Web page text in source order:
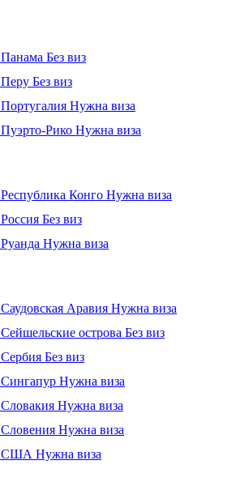
Панама Без виз
Перу Без виз
Португалия Нужна виза
Пуэрто-Рико Нужна виза
Республика Конго Нужна виза
Россия Без виз
Руанда Нужна виза
Саудовская Аравия Нужна виза
Сейшельские острова Без виз
Сербия Без виз
Сингапур Нужна виза
Словакия Нужна виза
Словения Нужна виза
США Нужна виза